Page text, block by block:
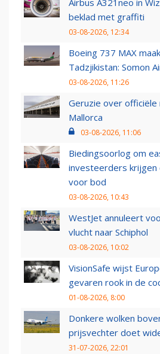
beklad met graffiti
03-08-2026, 12:34
Boeing 737 MAX
Tadzjikistan: Somon
03-08-2026, 11:26
Geruzie over officiële
Mallorca
03-08-2026, 11:06
Biedingsoorlog om
investeerders krijgen
voor bod
03-08-2026, 10:43
WestJet annuleert
vlucht naar Schiphol
03-08-2026, 10:02
VisionSafe wijst
gevaren rook in de
01-08-2026, 8:00
Donkere wolken
prijsvechter doet
31-07-2026, 22:01